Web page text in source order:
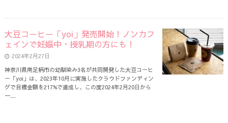
大豆コーヒー「yoi」発売開始！ノンカフ
ェインで妊娠中・授乳期の方にも！
2024年2月27日
神奈川県南足柄市の幼馴染み3名が共同開発した大豆コーヒ
ー「yoi」は、2023年10月に実施したクラウドファンディン
グで目標金額を217%で達成し、この度2024年2月20日から
一…